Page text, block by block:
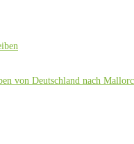
von Deutschland nach